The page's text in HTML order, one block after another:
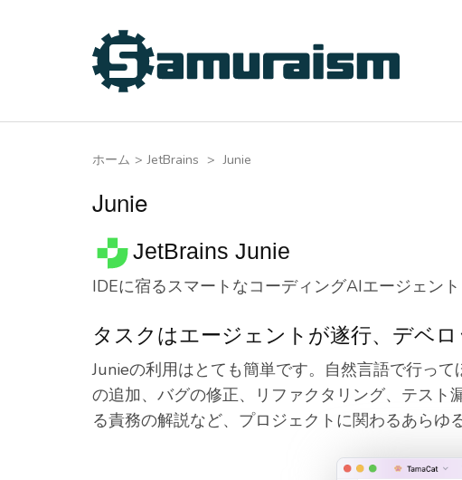
ホーム > JetBrains > Junie
Junie
JetBrains Junie
IDEに宿るスマートなコーディングAIエージェント
タスクはエージェントが遂行、デベ
Junieの利用はとても簡単です。自然言語で行っ
の追加、バグの修正、リファクタリング、テス
る責務の解説など、プロジェクトに関わるあらゆ